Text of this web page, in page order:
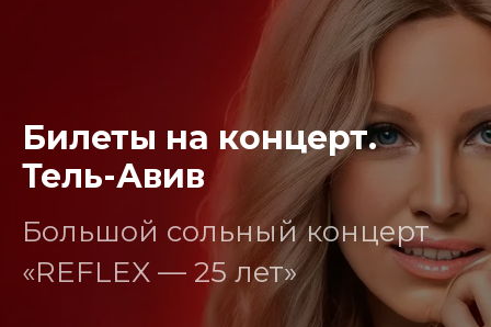
Билеты на концерт.
Тель-Авив
Большой сольный концерт
«REFLEX — 25 лет»